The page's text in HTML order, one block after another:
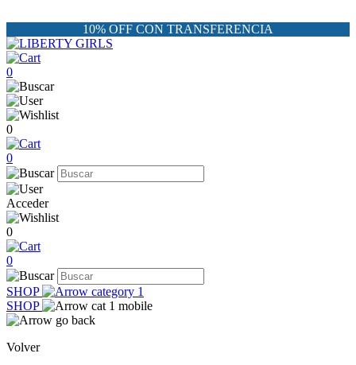
10% OFF CON TRANSFERENCIA
0
0
0
Acceder
0
0
SHOP
SHOP
Volver